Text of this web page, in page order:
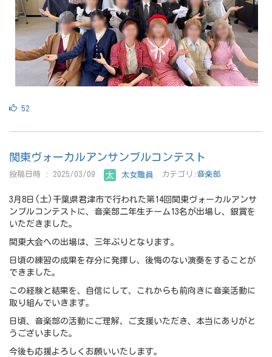
52
関東ヴォーカルアンサンブルコンテスト
投稿日時 : 2025/03/09 太女職員 カテゴリ: 音楽部
3月8日(土)千葉県君津市で行われた第14回関東ヴォーカルアンサ
ンブルコンテストに、音楽部二年生チーム13名が出場し、銀賞を
いただきました。
関東大会への出場は、三年ぶりとなります。
日頃の練習の成果を存分に発揮し、後悔のない演奏をすることが
できました。
この経験と結果を、自信にして、これからも前向きに音楽活動に
取り組んでいきます。
日頃、音楽部の活動にご理解、ご支援いただき、本当にありがと
うございました。
今後も応援よろしくお願いいたします。